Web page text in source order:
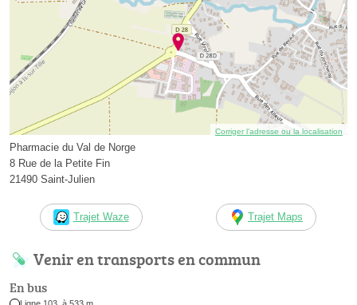
Corriger l’adresse ou la localisation
Pharmacie du Val de Norge
8 Rue de la Petite Fin
21490 Saint-Julien
Trajet Waze Trajet Maps
Venir en transports en commun
En bus